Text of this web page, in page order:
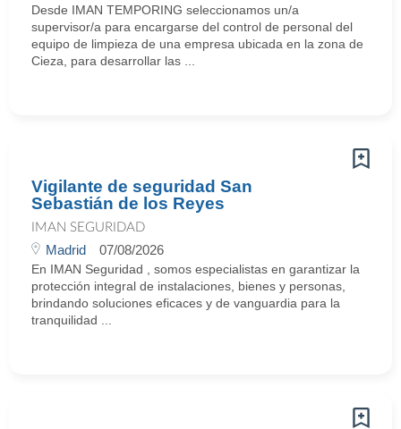
Desde IMAN TEMPORING seleccionamos un/a
supervisor/a para encargarse del control de personal del
equipo de limpieza de una empresa ubicada en la zona de
Cieza, para desarrollar las ...
Vigilante de seguridad San
Sebastián de los Reyes
IMAN SEGURIDAD
Madrid 07/08/2026
En IMAN Seguridad , somos especialistas en garantizar la
protección integral de instalaciones, bienes y personas,
brindando soluciones eficaces y de vanguardia para la
tranquilidad ...